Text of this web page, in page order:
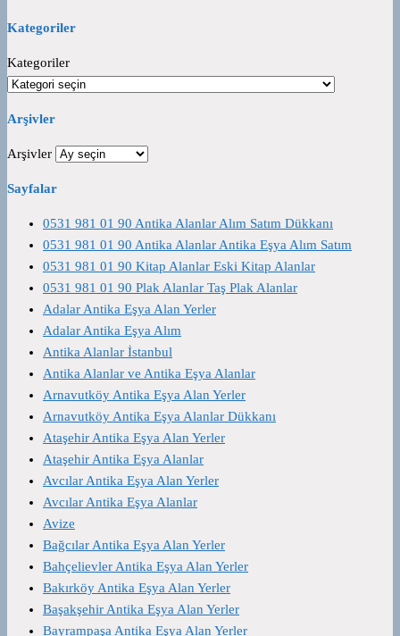
Kategoriler
Kategoriler
Arşivler
Arşivler
Sayfalar
0531 981 01 90 Antika Alanlar Alım Satım Dükkanı
0531 981 01 90 Antika Alanlar Antika Eşya Alım Satım
0531 981 01 90 Kitap Alanlar Eski Kitap Alanlar
0531 981 01 90 Plak Alanlar Taş Plak Alanlar
Adalar Antika Eşya Alan Yerler
Adalar Antika Eşya Alım
Antika Alanlar İstanbul
Antika Alanlar ve Antika Eşya Alanlar
Arnavutköy Antika Eşya Alan Yerler
Arnavutköy Antika Eşya Alanlar Dükkanı
Ataşehir Antika Eşya Alan Yerler
Ataşehir Antika Eşya Alanlar
Avcılar Antika Eşya Alan Yerler
Avcılar Antika Eşya Alanlar
Avize
Bağcılar Antika Eşya Alan Yerler
Bahçelievler Antika Eşya Alan Yerler
Bakırköy Antika Eşya Alan Yerler
Başakşehir Antika Eşya Alan Yerler
Bayrampaşa Antika Eşya Alan Yerler